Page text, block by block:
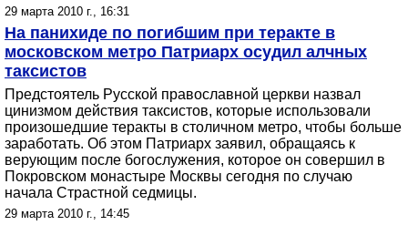
29 марта 2010 г., 16:31
На панихиде по погибшим при теракте в
московском метро Патриарх осудил алчных
таксистов
Предстоятель Русской православной церкви назвал
цинизмом действия таксистов, которые использовали
произошедшие теракты в столичном метро, чтобы больше
заработать. Об этом Патриарх заявил, обращаясь к
верующим после богослужения, которое он совершил в
Покровском монастыре Москвы сегодня по случаю
начала Страстной седмицы.
29 марта 2010 г., 14:45